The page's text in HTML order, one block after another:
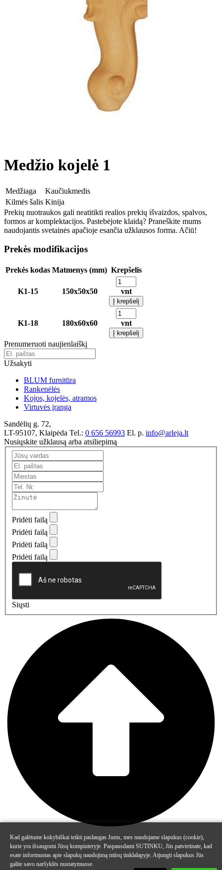
Medžio kojelė 1
Medžiaga
Kaučiukmedis
Kilmės šalis Kinija
Prekių nuotraukos gali neatitikti realios prekių išvaizdos, spalvos,
formos ar komplektacijos. Pastebėjote klaidą? Praneškite mums
naudojantis svetainės apačioje esančia užklausos forma. Ačiū!
Prekės modifikacijos
Prekės kodas Matmenys (mm) Krepšelis
K1-15 150x50x50 vnt
Į krepšelį
K1-18 180x60x60 vnt
Į krepšelį
Prenumeruoti naujienlaiškį
Užsakyti
BLUM furnitūra
Rankenėlės
Kojos, kojelės, atramos
Virtuvės įranga
Sandėlių g. 72,
LT-95107, Klaipėda Tel.: 0 656 56993 El. p. info@arleja.lt
Nusiųskite užklausą arba atsiliepimą
Pridėti failą
Pridėti failą
Pridėti failą
Pridėti failą
Siųsti
Kad galėtume kokybiškai teikti paslaugas Jums, mes naudojame slapukus (cookie),
kurie yra išsaugomi Jūsų kompiuteryje. Paspausdami SUTINKU, Jūs patvirtinate, kad
esate informuotas apie slapukų naudojimą mūsų tinklalapyje. Atjungti slapukus Jūs
galite savo naršyklės nustatymuose.